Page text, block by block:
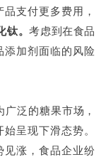
支付更多费用，
钛。考虑到在食品
加剂面临的风险
泛的糖果市场，
呈现下滑态势。
涨，食品企业纷